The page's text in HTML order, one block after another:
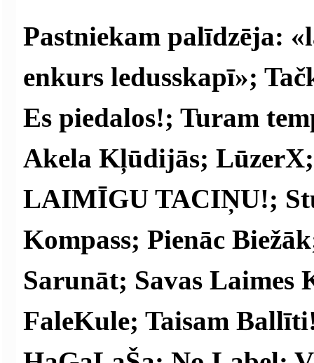
Pastniekam palīdzēja:
enkurs ledusskapī»;
Es piedalos!; Turam
Akela Kļūdijās;
LAIMĪGU TACIŅU!;
Kompass; Pienāc
Sarunāt; Savas
FaleKule; Taisam